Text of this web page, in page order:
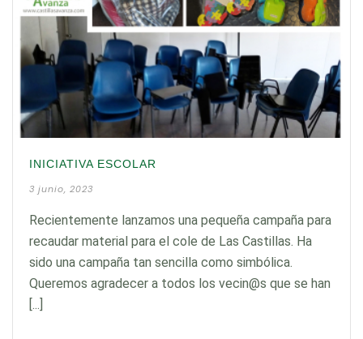
INICIATIVA ESCOLAR
3 junio, 2023
Recientemente lanzamos una pequeña campaña para
recaudar material para el cole de Las Castillas. Ha
sido una campaña tan sencilla como simbólica.
Queremos agradecer a todos los vecin@s que se han
[...]